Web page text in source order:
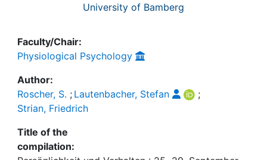
University of Bamberg
Faculty/Chair:
Physiological Psychology
Author:
Roscher, S. ; Lautenbacher, Stefan
;
Strian, Friedrich
Title of the
compilation: